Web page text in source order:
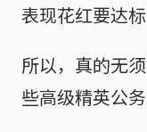
表现花红要达
所以，真的无
些高级精英公务